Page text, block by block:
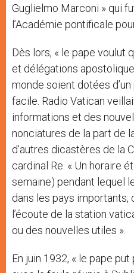
Guglielmo Marconi » qui
l’Académie pontificale
Dès lors, « le pape voulut
et délégations
monde soient dotées
facile. Radio Vatican
informations et des
nonciatures de la part de
d’autres dicastères de la
cardinal Re. « Un horaire
semaine) pendant lequel
dans les pays importants,
l’écoute de la station
ou des nouvelles utiles ».
En juin 1932, « le pape